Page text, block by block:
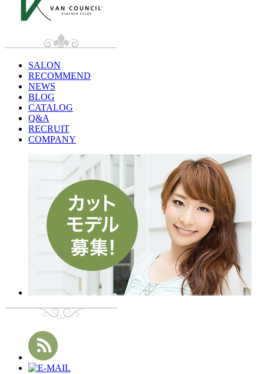
SALON
RECOMMEND
NEWS
BLOG
CATALOG
Q&A
RECRUIT
COMPANY